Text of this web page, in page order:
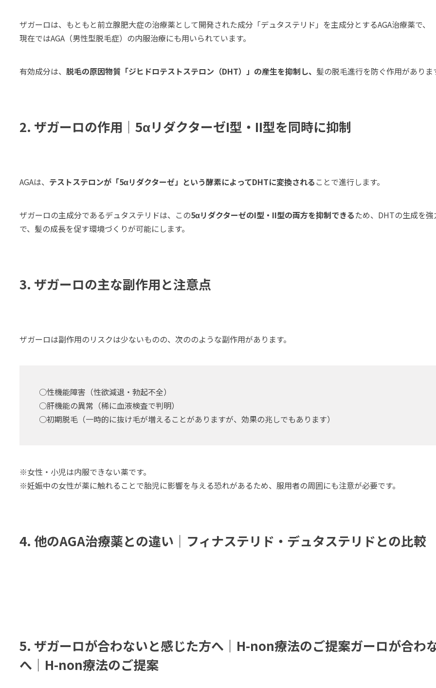
ザガーロは、もともと前立腺肥大症の治療薬として開発された成分「デュタステリド」を主成分とするAGA治療薬で、
現在ではAGA（男性型脱毛症）の内服治療にも用いられています。
有効成分は、 脱毛の原因物質「ジヒドロテストステロン（DHT）」の産生を抑制し、 髪の脱毛進行を防ぐ作用がありま
2. ザガーロの作用｜5αリダクターゼI型・II型を同時に抑制
AGAは、 テストステロンが「5αリダクターゼ」という酵素によってDHTに変換される ことで進行します。
ザガーロの主成分であるデュタステリドは、この5αリダクターゼのI型・II型の両方を抑制できるため、DHTの生成を
で、髪の成長を促す環境づくりが可能にします。
3. ザガーロの主な副作用と注意点
ザガーロは副作用のリスクは少ないものの、次ののような副作用があります。
○性機能障害（性欲減退・勃起不全）
○肝機能の異常（稀に血液検査で判明）
○初期脱毛（一時的に抜け毛が増えることがありますが、効果の兆しでもあります）
※女性・小児は内服できない薬です。
※妊娠中の女性が薬に触れることで胎児に影響を与える恐れがあるため、服用者の周囲にも注意が必要です。
4. 他のAGA治療薬との違い｜フィナステリド・デュタステリドとの比較
5. ザガーロが合わないと感じた方へ｜H-non療法のご提案ガーロが合わ
へ｜H-non療法のご提案